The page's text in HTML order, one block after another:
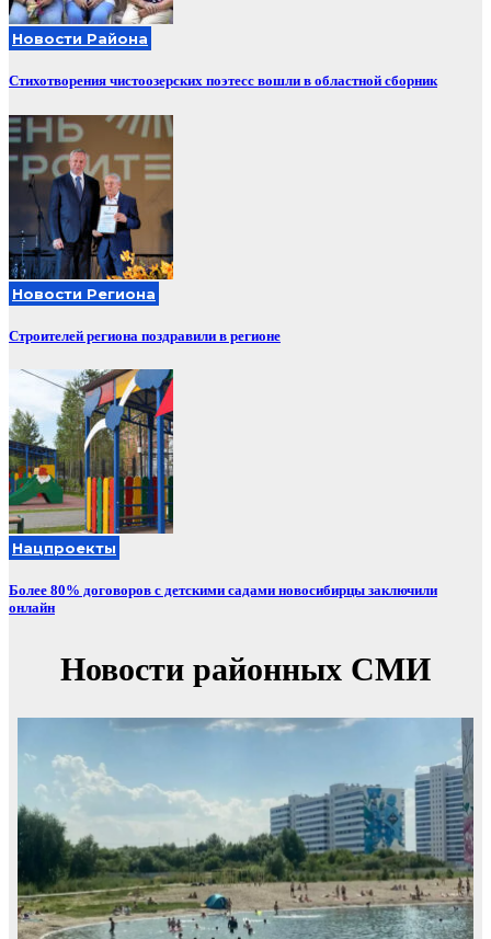
Новости Района
Стихотворения чистоозерских поэтесс вошли в областной сборник
Новости Региона
Строителей региона поздравили в регионе
Нацпроекты
Более 80% договоров с детскими садами новосибирцы заключили
онлайн